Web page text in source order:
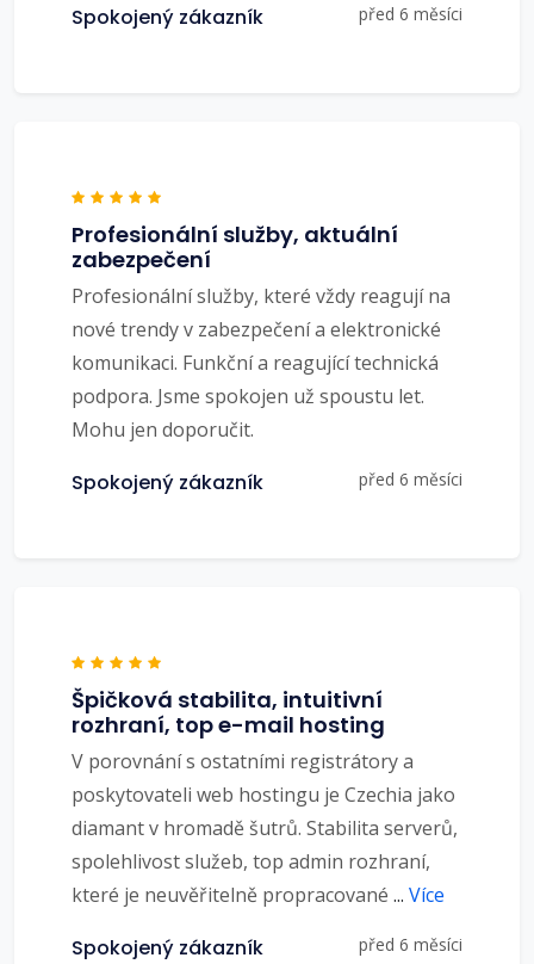
Spokojený zákazník před 6 měsíci
Profesionální služby, aktuální
zabezpečení
Profesionální služby, které vždy reagují na
nové trendy v zabezpečení a elektronické
komunikaci. Funkční a reagující technická
podpora. Jsme spokojen už spoustu let.
Mohu jen doporučit.
Spokojený zákazník před 6 měsíci
Špičková stabilita, intuitivní
rozhraní, top e-mail hosting
V porovnání s ostatními registrátory a
poskytovateli web hostingu je Czechia jako
diamant v hromadě šutrů. Stabilita serverů,
spolehlivost služeb, top admin rozhraní,
které je neuvěřitelně propracované ... Více
Spokojený zákazník před 6 měsíci